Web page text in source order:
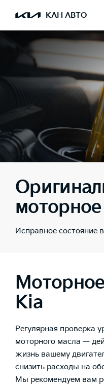
КАН АВТО
Исправное состояние
Kia
Регулярная проверка
моторного масла —
жизнь вашему
снизить расходы на
Мы рекомендуем вам